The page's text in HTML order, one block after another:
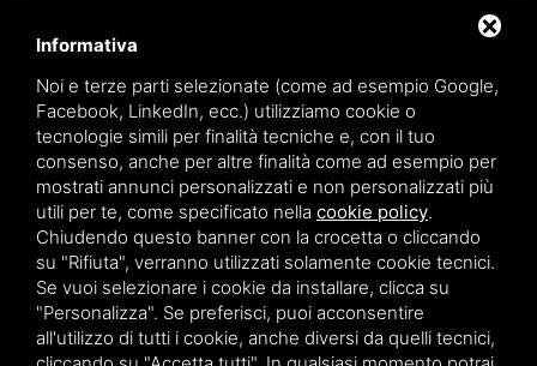
Privacy policy
Facebook
Instagram
Whatsapp
Informativa
Noi e terze parti selezionate (come ad esempio Google,
Facebook, LinkedIn, ecc.) utilizziamo cookie o
tecnologie simili per finalità tecniche e, con il tuo
consenso, anche per altre finalità come ad esempio per
mostrati annunci personalizzati e non personalizzati più
utili per te, come specificato nella cookie policy.
Chiudendo questo banner con la crocetta o cliccando
su "Rifiuta", verranno utilizzati solamente cookie tecnici.
Se vuoi selezionare i cookie da installare, clicca su
"Personalizza". Se preferisci, puoi acconsentire
all'utilizzo di tutti i cookie, anche diversi da quelli tecnici,